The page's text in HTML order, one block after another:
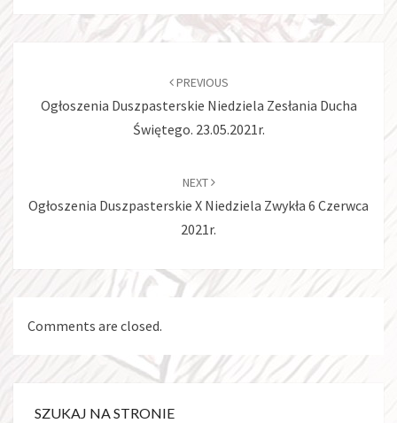
PREVIOUS
Ogłoszenia Duszpasterskie Niedziela Zesłania Ducha
Świętego. 23.05.2021r.
NEXT
Ogłoszenia Duszpasterskie X Niedziela Zwykła 6 Czerwca
2021r.
Comments are closed.
SZUKAJ NA STRONIE